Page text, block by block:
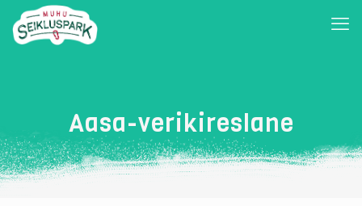
Aasa-verikireslane